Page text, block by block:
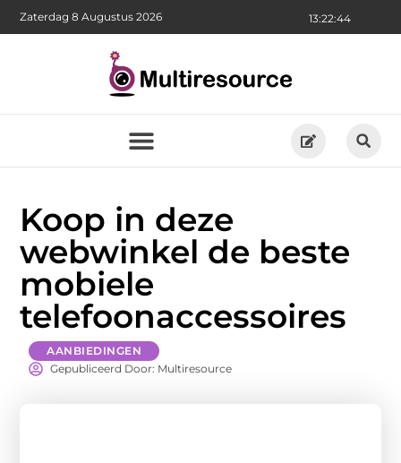
13:22:46
Zaterdag 8 Augustus 2026
Koop in deze
webwinkel de beste
mobiele
telefoonaccessoires
AANBIEDINGEN
Gepubliceerd Door: Multiresource